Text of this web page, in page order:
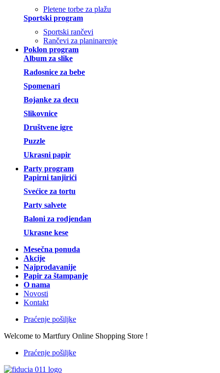
Pletene torbe za plažu
Sportski program
Sportski rančevi
Rančevi za planinarenje
Poklon program
Album za slike
Radosnice za bebe
Spomenari
Bojanke za decu
Slikovnice
Društvene igre
Puzzle
Ukrasni papir
Party program
Papirni tanjirići
Svećice za tortu
Party salvete
Baloni za rodjendan
Ukrasne kese
Mesečna ponuda
Akcije
Najprodavanije
Papir za štampanje
O nama
Novosti
Kontakt
Praćenje pošiljke
Welcome to Martfury Online Shopping Store !
Praćenje pošiljke